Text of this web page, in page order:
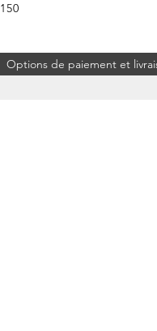
Options de paiement et